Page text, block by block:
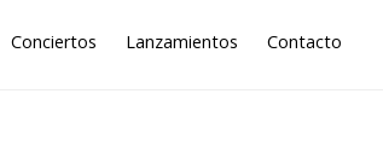
Conciertos Lanzamientos Contacto